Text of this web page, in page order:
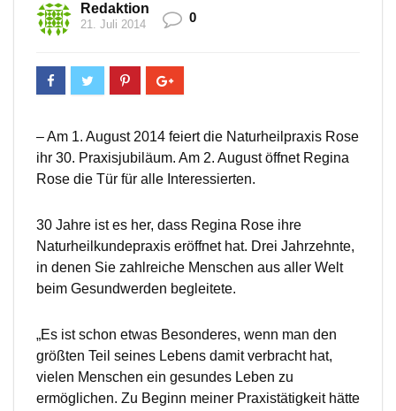
Redaktion
21. Juli 2014 0
– Am 1. August 2014 feiert die Naturheilpraxis Rose
ihr 30. Praxisjubiläum. Am 2. August öffnet Regina
Rose die Tür für alle Interessierten.
30 Jahre ist es her, dass Regina Rose ihre
Naturheilkundepraxis eröffnet hat. Drei Jahrzehnte,
in denen Sie zahlreiche Menschen aus aller Welt
beim Gesundwerden begleitete.
„Es ist schon etwas Besonderes, wenn man den
größten Teil seines Lebens damit verbracht hat,
vielen Menschen ein gesundes Leben zu
ermöglichen. Zu Beginn meiner Praxistätigkeit hätte